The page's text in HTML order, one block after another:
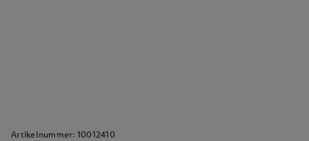
Artikelnummer: 10012410